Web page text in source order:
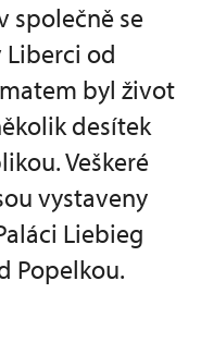
společně se
Liberci od
byl život
desítek
Veškeré
vystaveny
Liebieg
Popelkou.